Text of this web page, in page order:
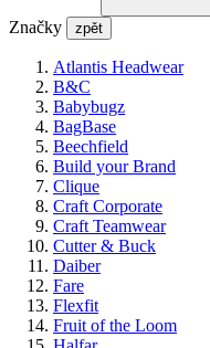
Značky zpět
Atlantis Headwear
B&C
Babybugz
BagBase
Beechfield
Build your Brand
Clique
Craft Corporate
Craft Teamwear
Cutter & Buck
Daiber
Fare
Flexfit
Fruit of the Loom